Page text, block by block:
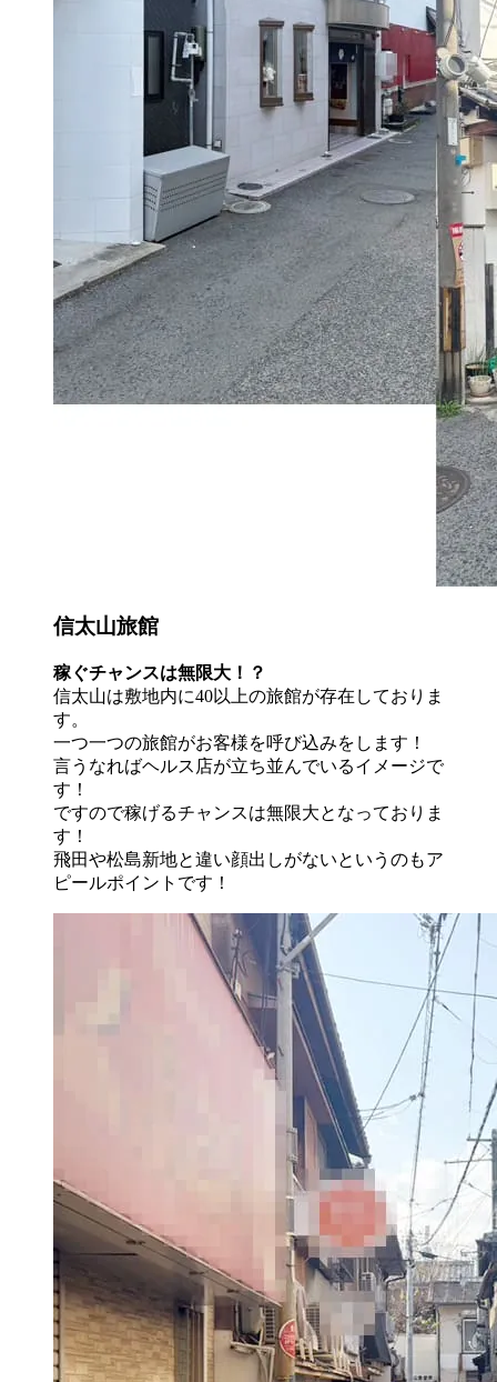
信太山旅館
稼ぐチャンスは無限大！？
信太山は敷地内に40以上の旅館が存在しておりま
す。
一つ一つの旅館がお客様を呼び込みをします！
言うなればヘルス店が立ち並んでいるイメージで
す！
ですので稼げるチャンスは無限大となっておりま
す！
飛田や松島新地と違い顔出しがないというのもア
ピールポイントです！